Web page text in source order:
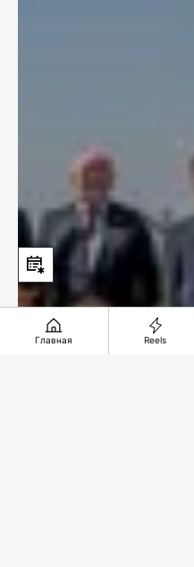
Главная Reels